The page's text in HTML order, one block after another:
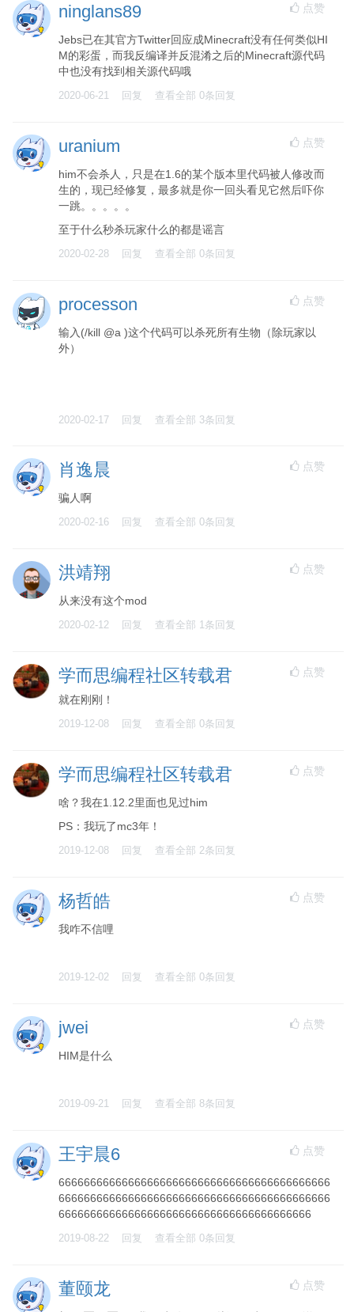
ninglans89 点赞
Jebs已在其官方Twitter回应成Minecraft没有任何类似HI
M的彩蛋，而我反编译并反混淆之后的Minecraft源代码
中也没有找到相关源代码哦
2020-06-21 回复 查看全部 0条回复
uranium 点赞
him不会杀人，只是在1.6的某个版本里代码被人修改而
生的，现已经修复，最多就是你一回头看见它然后吓你
一跳。。。。。
至于什么秒杀玩家什么的都是谣言
2020-02-28 回复 查看全部 0条回复
processon 点赞
输入(/kill @a )这个代码可以杀死所有生物（除玩家以
外）
2020-02-17 回复 查看全部 3条回复
肖逸晨 点赞
骗人啊
2020-02-16 回复 查看全部 0条回复
洪靖翔 点赞
从来没有这个mod
2020-02-12 回复 查看全部 1条回复
学而思编程社区转载君 点赞
就在刚刚！
2019-12-08 回复 查看全部 0条回复
学而思编程社区转载君 点赞
啥？我在1.12.2里面也见过him
PS：我玩了mc3年！
2019-12-08 回复 查看全部 2条回复
杨哲皓 点赞
我咋不信哩
2019-12-02 回复 查看全部 0条回复
jwei 点赞
HIM是什么
2019-09-21 回复 查看全部 8条回复
王宇晨6 点赞
6666666666666666666666666666666666666666666
6666666666666666666666666666666666666666666
6666666666666666666666666666666666666666
2019-08-22 回复 查看全部 0条回复
董颐龙 点赞